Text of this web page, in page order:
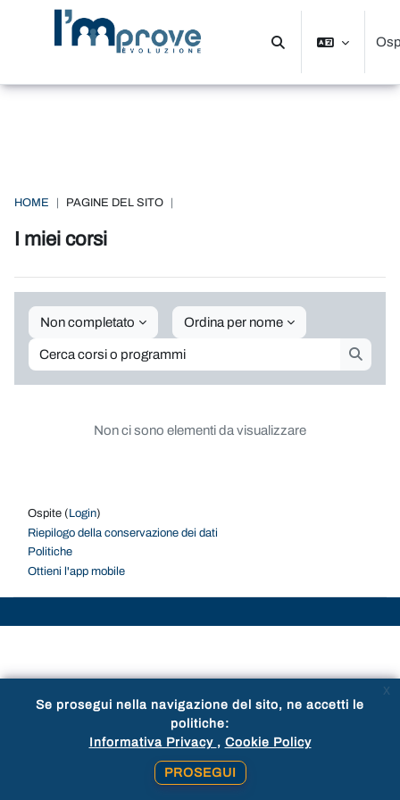
Vai al contenuto principale
Se prosegui nella navigazione del sito, ne accetti le
politiche:
Informativa Privacy
Cookie Policy
PROSEGUI
x
Attiva/disattiva input
HOME PAGINE DEL SITO
I miei corsi
Non completato
Ordina per nome
Cerca corsi o programmi
Cerca
Non ci sono elementi da visualizzare
Ospite ( Login)
Riepilogo della conservazione dei dati
Politiche
Ottieni l'app mobile